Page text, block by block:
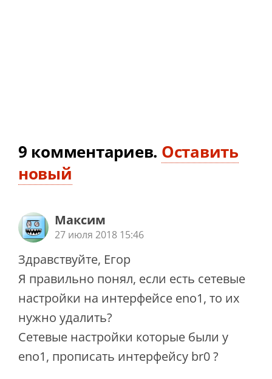
9 комментариев. Оставить
новый
Максим
27 июля 2018 15:46
Здравствуйте, Егор
Я правильно понял, если есть сетевые
настройки на интерфейсе eno1, то их
нужно удалить?
Сетевые настройки которые были у
eno1, прописать интерфейсу br0 ?